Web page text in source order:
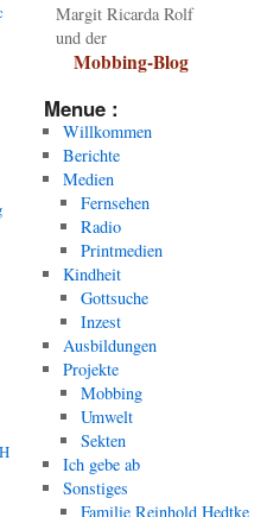
Margit Ricarda Rolf
und der
Mobbing-Blog
Menue :
Willkommen
Berichte
Medien
Fernsehen
Radio
Printmedien
Kindheit
Gottsuche
Inzest
Ausbildungen
Projekte
Mobbing
Umwelt
Sekten
Ich gebe ab
Sonstiges
Familie Reinhold Hedtke